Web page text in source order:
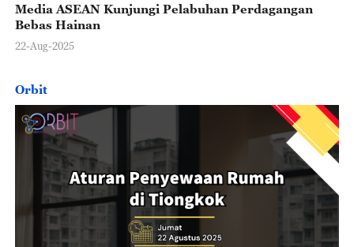
Media ASEAN Kunjungi Pelabuhan Perdagangan
Bebas Hainan
22-Aug-2025
Orbit